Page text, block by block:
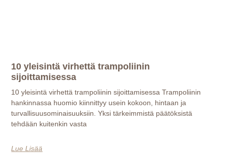
10 yleisintä virhettä trampoliinin
sijoittamisessa
10 yleisintä virhettä trampoliinin sijoittamisessa Trampoliinin
hankinnassa huomio kiinnittyy usein kokoon, hintaan ja
turvallisuusominaisuuksiin. Yksi tärkeimmistä päätöksistä
tehdään kuitenkin vasta
Lue Lisää